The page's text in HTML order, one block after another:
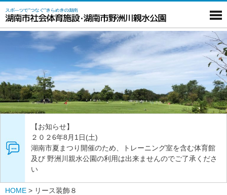
【お知らせ】
２０２6年8月1日(土)
湖南市夏まつり開催のため、トレーニング室を含む体育館
及び 野洲川親水公園の利用は出来ませんのでご了承くださ
い
HOME > リース装飾８